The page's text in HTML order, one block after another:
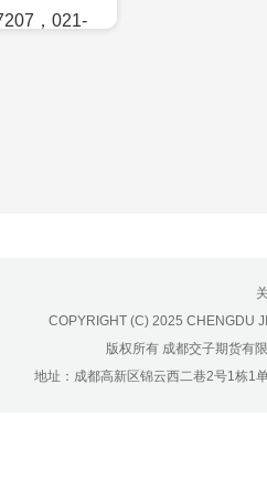
COPYRIGHT (C) 2025 CHENGDU
版权所有 成都交子期货有
地址：成都高新区锦云西二巷2号1栋1
，021-
，020-
、